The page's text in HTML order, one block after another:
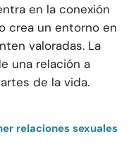
en la conexión
crea un entorno en
valoradas. La
una relación a
de la vida.
relaciones sexuales